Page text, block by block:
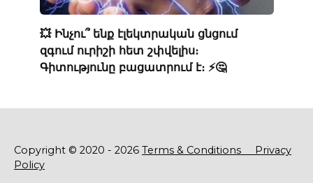
💥 Ինչու՞ ենք էլեկտրական ցնցում
զգում ուրիշի հետ շփվելիս։
Գիտությունը բացատրում է։ ⚡️🤔
Copyright © 2020 - 2026 Terms & Conditions
Privacy
Policy